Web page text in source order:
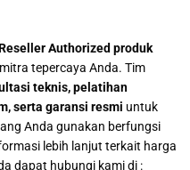
Authorized produk
tepercaya Anda. Tim
teknis, pelatihan
serta garansi resmi untuk
Anda gunakan berfungsi
lebih lanjut terkait harga
dapat hubungi kami di :